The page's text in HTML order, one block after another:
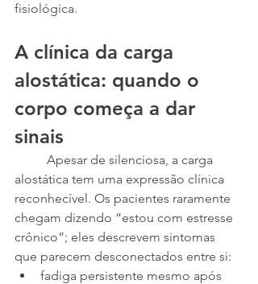
fisiológica.
A clínica da carga
alostática: quando o
corpo começa a dar
sinais
alostática tem uma expressão clínica
reconhecível. Os pacientes raramente
chegam dizendo “estou com estresse
crônico”; eles descrevem sintomas
que parecem desconectados entre si:
fadiga persistente mesmo após